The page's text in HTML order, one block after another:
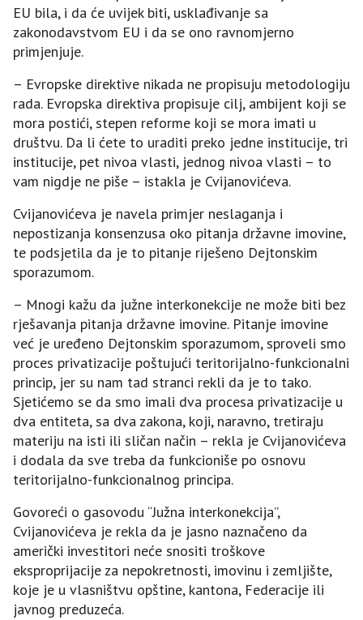
EU bila, i da će uvijek biti, usklađivanje sa
zakonodavstvom EU i da se ono ravnomjerno
primjenjuje.
– Evropske direktive nikada ne propisuju metodologiju
rada. Evropska direktiva propisuje cilj, ambijent koji se
mora postići, stepen reforme koji se mora imati u
društvu. Da li ćete to uraditi preko jedne institucije, tri
institucije, pet nivoa vlasti, jednog nivoa vlasti – to
vam nigdje ne piše – istakla je Cvijanovićeva.
Cvijanovićeva je navela primjer neslaganja i
nepostizanja konsenzusa oko pitanja državne imovine,
te podsjetila da je to pitanje riješeno Dejtonskim
sporazumom.
– Mnogi kažu da južne interkonekcije ne može biti bez
rješavanja pitanja državne imovine. Pitanje imovine
već je uređeno Dejtonskim sporazumom, sproveli smo
proces privatizacije poštujući teritorijalno-funkcionalni
princip, jer su nam tad stranci rekli da je to tako.
Sjetićemo se da smo imali dva procesa privatizacije u
dva entiteta, sa dva zakona, koji, naravno, tretiraju
materiju na isti ili sličan način – rekla je Cvijanovićeva
i dodala da sve treba da funkcioniše po osnovu
teritorijalno-funkcionalnog principa.
Govoreći o gasovodu “Јužna interkonekcija”,
Cvijanovićeva je rekla da je jasno naznačeno da
američki investitori neće snositi troškove
eksproprijacije za nepokretnosti, imovinu i zemljište,
koje je u vlasništvu opštine, kantona, Federacije ili
javnog preduzeća.